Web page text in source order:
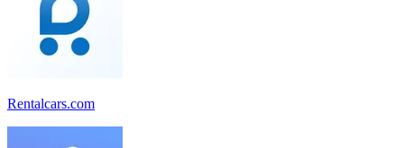
Rentalcars.com